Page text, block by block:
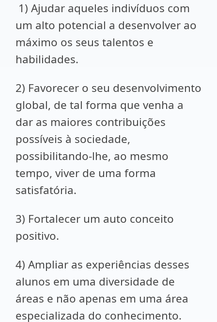
1) Ajudar aqueles indivíduos com
um alto potencial a desenvolver ao
máximo os seus talentos e
habilidades.
2) Favorecer o seu desenvolvimento
global, de tal forma que venha a
dar as maiores contribuições
possíveis à sociedade,
possibilitando-lhe, ao mesmo
tempo, viver de uma forma
satisfatória.
3) Fortalecer um auto conceito
positivo.
4) Ampliar as experiências desses
alunos em uma diversidade de
áreas e não apenas em uma área
especializada do conhecimento.